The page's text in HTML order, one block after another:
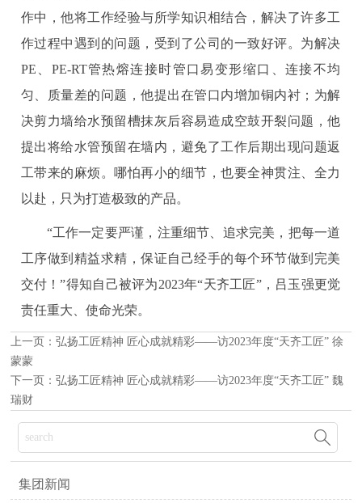
作中，他将工作经验与所学知识相结合，解决了许多工
作过程中遇到的问题，受到了公司的一致好评。为解决
PE、PE-RT管热熔连接时管口易变形缩口、连接不均
匀、质量差的问题，他提出在管口内增加铜内衬；为解
决剪力墙给水预留槽抹灰后容易造成空鼓开裂问题，他
提出将给水管预留在墙内，避免了工作后期出现问题返
工带来的麻烦。哪怕再小的细节，也要全神贯注、全力
以赴，只为打造极致的产品。
“工作一定要严谨，注重细节、追求完美，把每一道
工序做到精益求精，保证自己经手的每个环节做到完美
交付！”得知自己被评为2023年“天齐工匠”，吕玉强更觉
责任重大、使命光荣。
上一页：弘扬工匠精神 匠心成就精彩——访2023年度“天齐工匠” 徐
蒙蒙
下一页：弘扬工匠精神 匠心成就精彩——访2023年度“天齐工匠” 魏
瑞财

集团新闻